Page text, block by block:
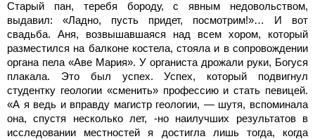
Старый пан, теребя бороду, с явным недовольством,
выдавил: «Ладно, пусть придет, посмотрим!»… И вот
свадьба. Аня, возвышавшаяся над всем хором, который
разместился на балконе костела, стояла и в сопровождении
органа пела «Аве Мария». У органиста дрожали руки, Богуся
плакала. Это был успех. Успех, который подвигнул
студентку геологии «сменить» профессию и стать певицей.
«А я ведь и вправду магистр геологии, — шутя, вспоминала
она, спустя несколько лет, -но наилучших результатов в
исследовании местностей я достигла лишь тогда, когда